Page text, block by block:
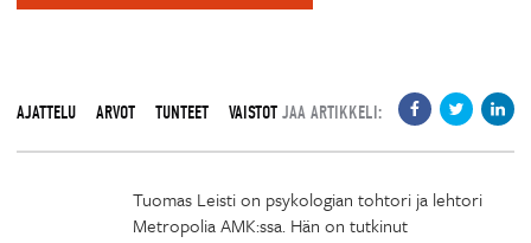
AJATTELU ARVOT TUNTEET VAISTOT JAA ARTIKKELI:
Tuomas Leisti on psykologian tohtori ja lehtori
Metropolia AMK:ssa. Hän on tutkinut